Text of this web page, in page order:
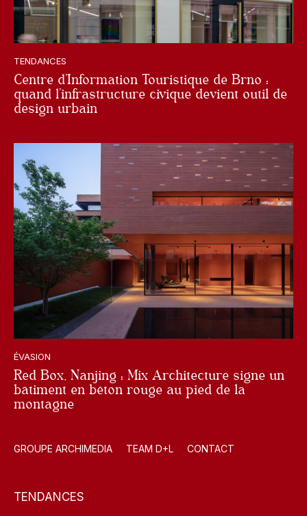
TENDANCES
Centre d’Information Touristique de Brno :
quand l’infrastructure civique devient outil de
design urbain
ÉVASION
Red Box, Nanjing : Mix Architecture signe un
bâtiment en béton rouge au pied de la
montagne
GROUPE ARCHIMEDIA TEAM D+L CONTACT
TENDANCES